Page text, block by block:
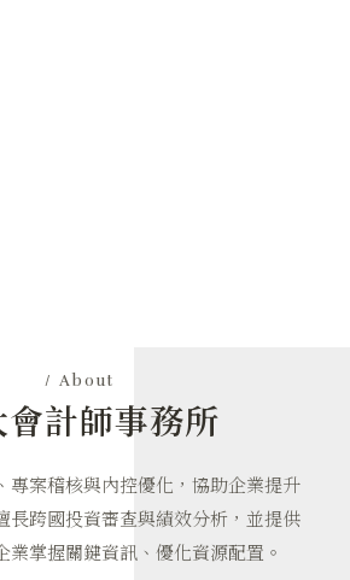
/ About
計師事務所
專案稽核與內控優化，協助企業提升
長跨國投資審查與績效分析，並提供
業掌握關鍵資訊、優化資源配置。